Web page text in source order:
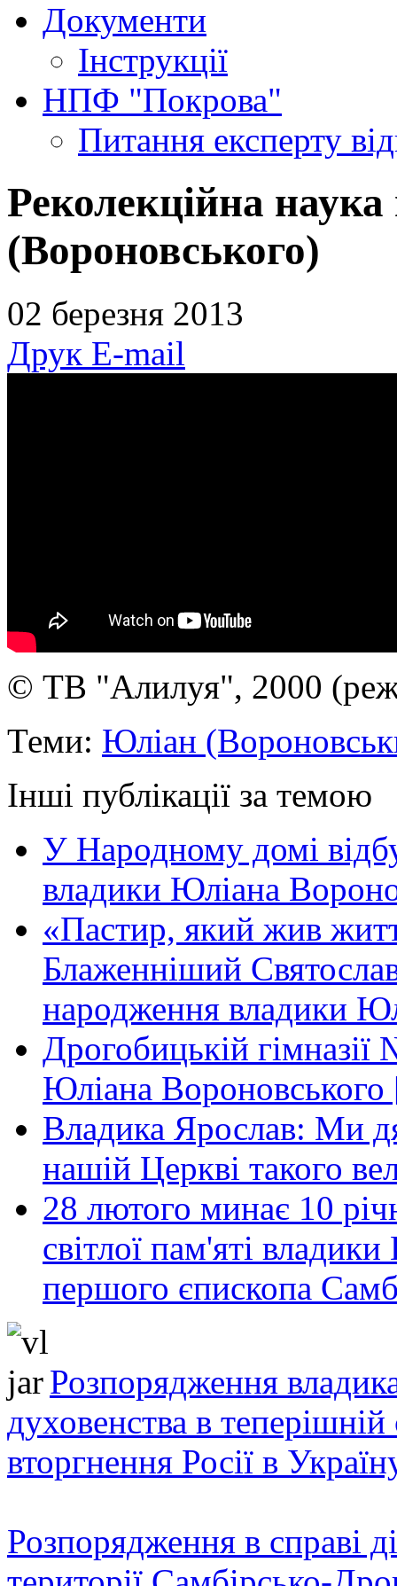
Документи
Інструкції
НПФ "Покрова"
Питання експерту
Реколекційна
(Вороновського)
02 березня 2013
Друк E-mail
© ТВ "Алилуя", 2000
Теми: Юліан
Інші публікації за темою
У Народному домі
владики Юліана
«Пастир, який жив
Блаженніший
народження владики
Дрогобицькій
Юліана
Владика Ярослав: Ми
нашій Церкві такого
28 лютого минає 10
світлої пам'яті
першого єпископа
Розпорядження
духовенства в теперішній
вторгнення Росії в
Розпорядження в справі